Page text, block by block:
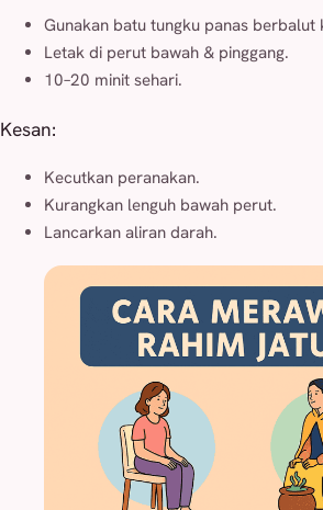
Gunakan batu tungku panas berbalut
Letak di perut bawah & pinggang.
10–20 minit sehari.
Kesan:
Kecutkan peranakan.
Kurangkan lenguh bawah perut.
Lancarkan aliran darah.